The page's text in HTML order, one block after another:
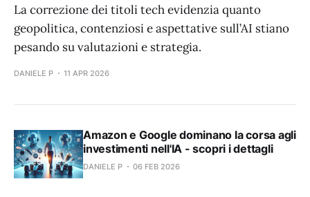
La correzione dei titoli tech evidenzia quanto
geopolitica, contenziosi e aspettative sull’AI stiano
pesando su valutazioni e strategia.
DANIELE P 11 APR 2026
Amazon e Google dominano la corsa agli
investimenti nell'IA - scopri i dettagli
DANIELE P 06 FEB 2026